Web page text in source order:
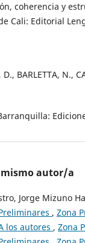
coherencia y
Cali: Editorial
BARLETTA, N.,
autor/a
Jorge Mizuno
, Zona
los autores , Zona